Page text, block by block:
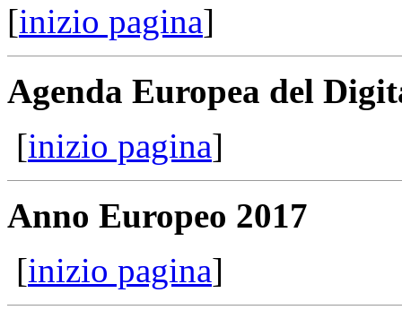
[inizio pagina]
Agenda Europea del
[inizio pagina]
Anno Europeo 2017
[inizio pagina]